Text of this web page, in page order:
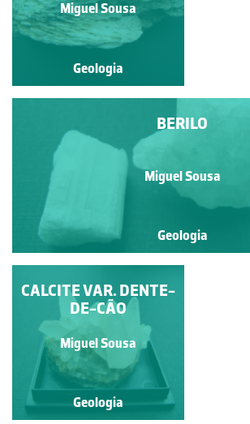
Miguel Sousa
Geologia
Miguel Sousa
Geologia
BERILO
Miguel Sousa
Geologia
BLENDA
Miguel Sousa
Geologia
CALCITE VAR. DENTE-
DE-CÃO
Miguel Sousa
Geologia